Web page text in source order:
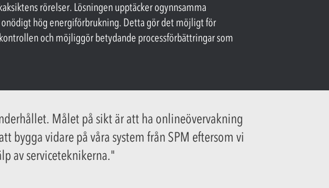
rörelser. Lösningen upptäcker ogynnsamma
hög energiförbrukning. Detta gör det möjligt för
och möjliggör betydande processförbättringar som
Målet på sikt är att ha onlineövervakning
bygga vidare på våra system från SPM eftersom vi
av serviceteknikerna."